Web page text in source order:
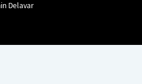
Amin Delavar